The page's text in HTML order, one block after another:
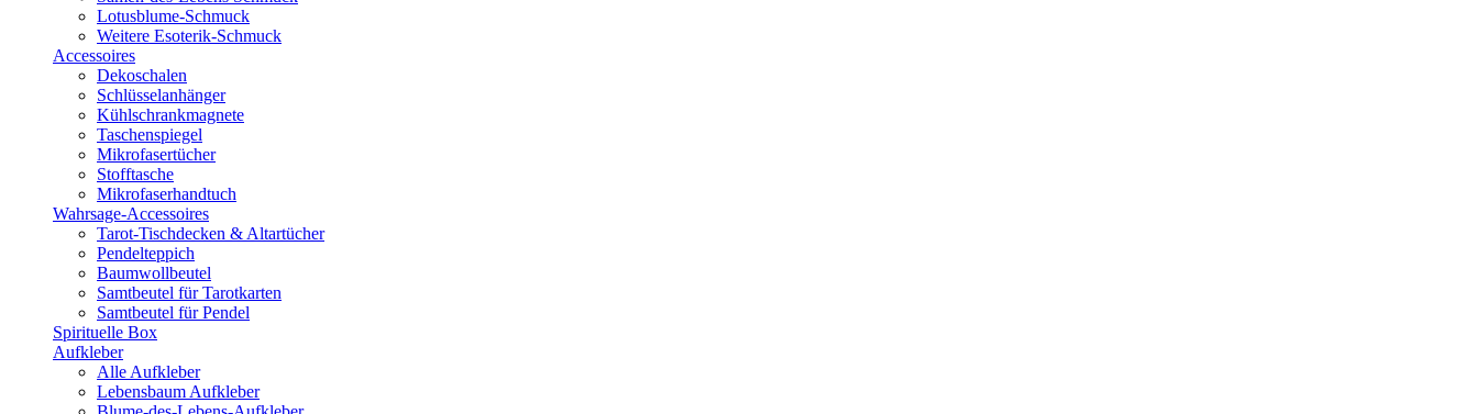
Lotusblume-Schmuck
Weitere Esoterik-Schmuck
Accessoires
Dekoschalen
Schlüsselanhänger
Kühlschrankmagnete
Taschenspiegel
Mikrofasertücher
Stofftasche
Mikrofaserhandtuch
Wahrsage-Accessoires
Tarot-Tischdecken & Altartücher
Pendelteppich
Baumwollbeutel
Samtbeutel für Tarotkarten
Samtbeutel für Pendel
Spirituelle Box
Aufkleber
Alle Aufkleber
Lebensbaum Aufkleber